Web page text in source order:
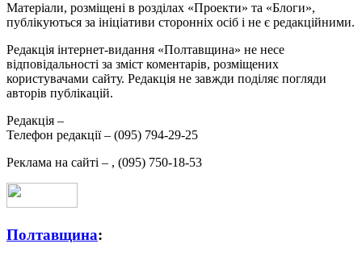
Матеріали, розміщені в розділах «Проекти» та «Блоги»,
публікуються за ініціативи сторонніх осіб і не є редакційними.
Редакція інтернет-видання «Полтавщина» не несе
відповідальності за зміст коментарів, розміщених
користувачами сайту. Редакція не завжди поділяє погляди
авторів публікацій.
Редакція –
Телефон редакції – (095) 794-29-25
Реклама на сайті – , (095) 750-18-53
Полтавщина: